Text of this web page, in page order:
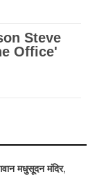
मधुसूदन मंदिर,